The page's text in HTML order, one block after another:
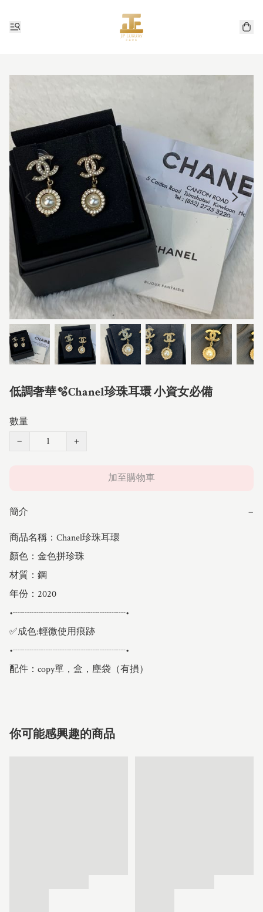
低調奢華🫧Chanel珍珠耳環 小資女必備
數量
−
+
加至購物車
簡介 −
商品名稱：Chanel珍珠耳環
顏色：金色拼珍珠
材質：鋼
年份：2020
•┈┈┈┈┈┈┈┈┈┈┈┈•
✅成色:輕微使用痕跡
•┈┈┈┈┈┈┈┈┈┈┈┈•
配件：copy單，盒，塵袋（有損）
你可能感興趣的商品